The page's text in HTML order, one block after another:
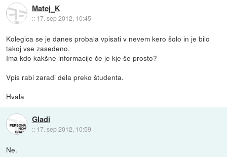
Matej_K
:: 17. sep 2012, 10:45
Kolegica se je danes probala vpisati v nevem kero šolo in je bilo
takoj vse zasedeno.
Ima kdo kakšne informacije če je kje še prosto?
Vpis rabi zaradi dela preko študenta.
Hvala
Gladi
:: 17. sep 2012, 10:59
Ne.